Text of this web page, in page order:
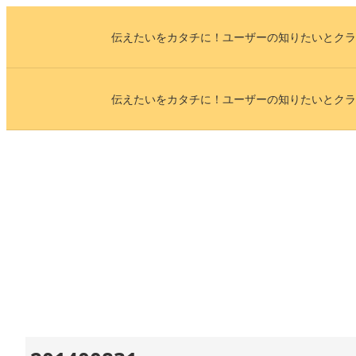
ッ
伝えたいをカタチに！ユーザーの知りたいとク
伝えたいをカタチに！ユーザーの知りたいとク